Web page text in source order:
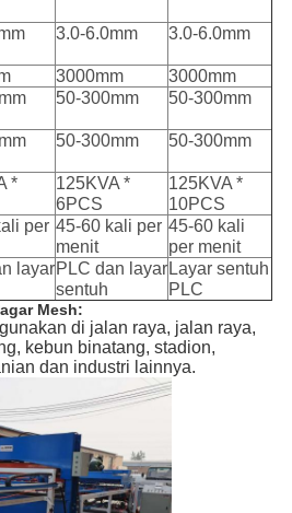
3.0-6.0mm 3.0-6.0mm
3000mm
3000mm
50-300mm 50-300mm
50-300mm 50-300mm
*
125KVA *
6PCS
125KVA *
10PCS
per 45-60 kali per
menit
45-60 kali
per menit
layarPLC dan layar
sentuh
Layar sentuh
PLC
Mesh:
di jalan raya, jalan raya,
kebun binatang, stadion,
dan industri lainnya.